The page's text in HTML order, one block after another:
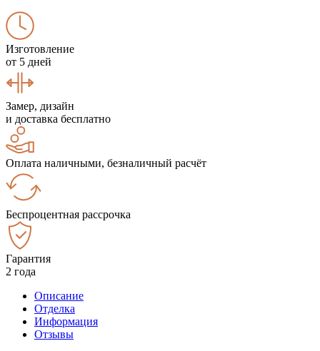
Изготовление
от 5 дней
Замер, дизайн
и доставка бесплатно
Оплата наличными, безналичный расчёт
Беспроцентная рассрочка
Гарантия
2 года
Описание
Отделка
Информация
Отзывы